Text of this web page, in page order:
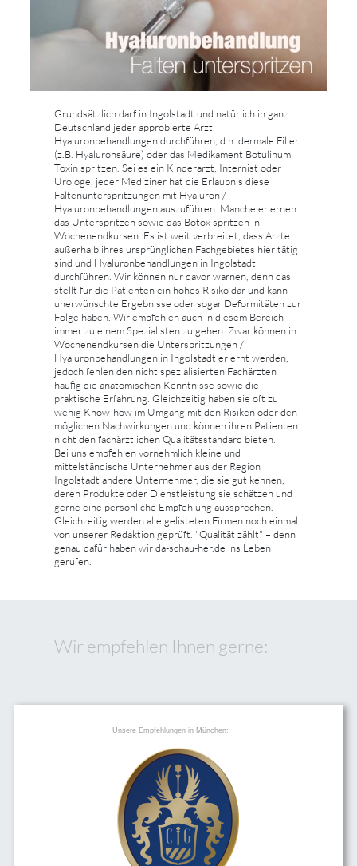
Grundsätzlich darf in Ingolstadt und natürlich in ganz
Deutschland jeder approbierte Arzt
Hyaluronbehandlungen durchführen, d.h. dermale Filler
(z.B. Hyaluronsäure) oder das Medikament Botulinum
Toxin spritzen. Sei es ein Kinderarzt, Internist oder
Urologe, jeder Mediziner hat die Erlaubnis diese
Faltenunterspritzungen mit Hyaluron /
Hyaluronbehandlungen auszuführen. Manche erlernen
das Unterspritzen sowie das Botox spritzen in
Wochenendkursen. Es ist weit verbreitet, dass Ärzte
außerhalb ihres ursprünglichen Fachgebietes hier tätig
sind und Hyaluronbehandlungen in Ingolstadt
durchführen. Wir können nur davor warnen, denn das
stellt für die Patienten ein hohes Risiko dar und kann
unerwünschte Ergebnisse oder sogar Deformitäten zur
Folge haben. Wir empfehlen auch in diesem Bereich
immer zu einem Spezialisten zu gehen. Zwar können in
Wochenendkursen die Unterspritzungen /
Hyaluronbehandlungen in Ingolstadt erlernt werden,
jedoch fehlen den nicht spezialisierten Fachärzten
häufig die anatomischen Kenntnisse sowie die
praktische Erfahrung. Gleichzeitig haben sie oft zu
wenig Know-how im Umgang mit den Risiken oder den
möglichen Nachwirkungen und können ihren Patienten
nicht den fachärztlichen Qualitätsstandard bieten.
Bei uns empfehlen vornehmlich kleine und
mittelständische Unternehmer aus der Region
Ingolstadt andere Unternehmer, die sie gut kennen,
deren Produkte oder Dienstleistung sie schätzen und
gerne eine persönliche Empfehlung aussprechen.
Gleichzeitig werden alle gelisteten Firmen noch einmal
von unserer Redaktion geprüft. "Qualität zählt" – denn
genau dafür haben wir da-schau-her.de ins Leben
gerufen.
Wir empfehlen Ihnen gerne:
Unsere Empfehlungen in München: